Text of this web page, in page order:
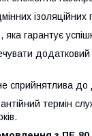
ізоляційних
гарантує
додатковий
до
термін